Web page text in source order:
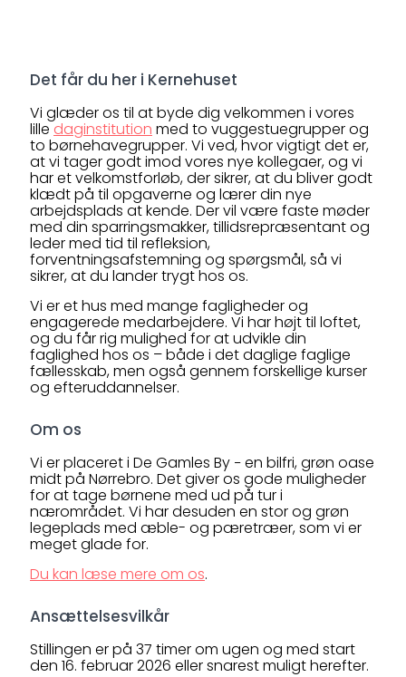
Det får du her i Kernehuset
Vi glæder os til at byde dig velkommen i vores
lille daginstitution med to vuggestuegrupper og
to børnehavegrupper. Vi ved, hvor vigtigt det er,
at vi tager godt imod vores nye kollegaer, og vi
har et velkomstforløb, der sikrer, at du bliver godt
klædt på til opgaverne og lærer din nye
arbejdsplads at kende. Der vil være faste møder
med din sparringsmakker, tillidsrepræsentant og
leder med tid til refleksion,
forventningsafstemning og spørgsmål, så vi
sikrer, at du lander trygt hos os.
Vi er et hus med mange fagligheder og
engagerede medarbejdere. Vi har højt til loftet,
og du får rig mulighed for at udvikle din
faglighed hos os – både i det daglige faglige
fællesskab, men også gennem forskellige kurser
og efteruddannelser.
Om os
Vi er placeret i De Gamles By − en bilfri, grøn oase
midt på Nørrebro. Det giver os gode muligheder
for at tage børnene med ud på tur i
nærområdet. Vi har desuden en stor og grøn
legeplads med æble- og pæretræer, som vi er
meget glade for.
Du kan læse mere om os.
Ansættelsesvilkår
Stillingen er på 37 timer om ugen og med start
den 16. februar 2026 eller snarest muligt herefter.